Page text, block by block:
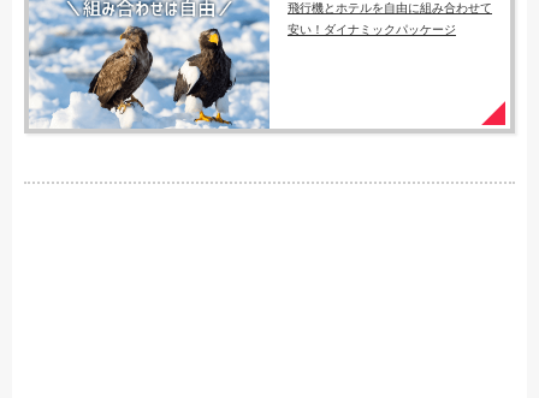
飛行機とホテルを自由に組み合わせて
安い！ダイナミックパッケージ